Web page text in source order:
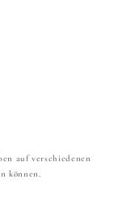
auf verschiedenen
können.